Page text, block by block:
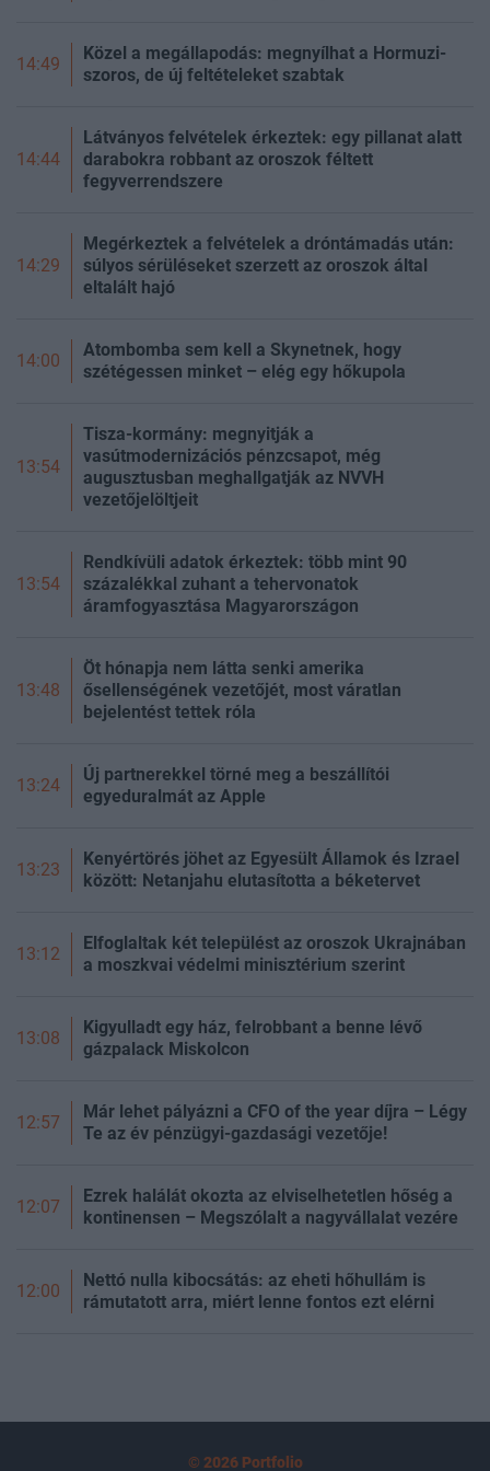
14:49
Közel a megállapodás: megnyílhat a Hormuzi-
szoros, de új feltételeket szabtak
14:44
Látványos felvételek érkeztek: egy pillanat alatt
darabokra robbant az oroszok féltett
fegyverrendszere
14:29
Megérkeztek a felvételek a dróntámadás után:
súlyos sérüléseket szerzett az oroszok által
eltalált hajó
14:00
Atombomba sem kell a Skynetnek, hogy
szétégessen minket – elég egy hőkupola
13:54
Tisza-kormány: megnyitják a
vasútmodernizációs pénzcsapot, még
augusztusban meghallgatják az NVVH
vezetőjelöltjeit
13:54
Rendkívüli adatok érkeztek: több mint 90
százalékkal zuhant a tehervonatok
áramfogyasztása Magyarországon
13:48
Öt hónapja nem látta senki amerika
ősellenségének vezetőjét, most váratlan
bejelentést tettek róla
13:24
Új partnerekkel törné meg a beszállítói
egyeduralmát az Apple
13:23
Kenyértörés jöhet az Egyesült Államok és Izrael
között: Netanjahu elutasította a béketervet
13:12
Elfoglaltak két települést az oroszok Ukrajnában
a moszkvai védelmi minisztérium szerint
13:08
Kigyulladt egy ház, felrobbant a benne lévő
gázpalack Miskolcon
12:57
Már lehet pályázni a CFO of the year díjra – Légy
Te az év pénzügyi-gazdasági vezetője!
12:07
Ezrek halálát okozta az elviselhetetlen hőség a
kontinensen – Megszólalt a nagyvállalat vezére
12:00
Nettó nulla kibocsátás: az eheti hőhullám is
rámutatott arra, miért lenne fontos ezt elérni
© 2026 Portfolio